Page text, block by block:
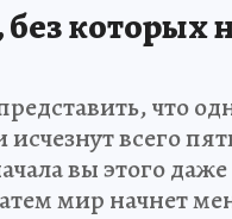
которых
что
всего
вы этого
мир начнет